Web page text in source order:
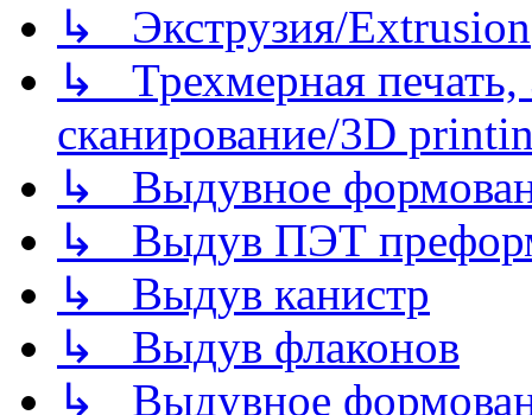
↳ Экструзия/Extrusion
↳ Трехмерная
сканирование/3D
↳ Выдувное
↳ Выдув ПЭТ
↳ Выдув канистр
↳ Выдув флаконов
↳ Выдувное